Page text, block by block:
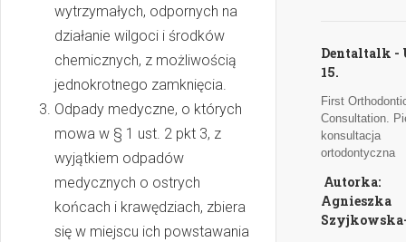
wytrzymałych, odpornych na
działanie wilgoci i środków
chemicznych, z możliwością
jednokrotnego zamknięcia.
Odpady medyczne, o których
mowa w § 1 ust. 2 pkt 3, z
wyjątkiem odpadów
medycznych o ostrych
końcach i krawędziach, zbiera
się w miejscu ich powstawania
Dentaltalk -
15.
First
Consultation.
konsultacja
ortodontyczna
Autorka:
Agnieszka